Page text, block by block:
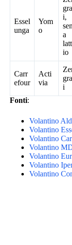
Essel
unga
Yom
o
i,
a
io
Carr
efour
Acti
via
i
Fonti:
Volantino
Volantino
Volantino
Volantino
Volantino
Volantino
Volantino